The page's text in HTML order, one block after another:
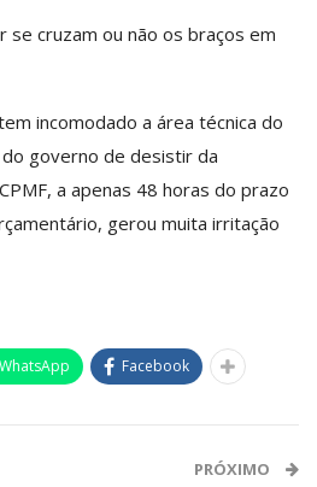
cruzam ou não os braços em
incomodado a área técnica do
governo de desistir da
a apenas 48 horas do prazo
gerou muita irritação
WhatsApp Facebook
PRÓXIMO